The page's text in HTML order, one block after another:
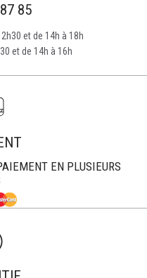
85
et de 14h à 18h
et de 14h à 16h
EN PLUSIEURS